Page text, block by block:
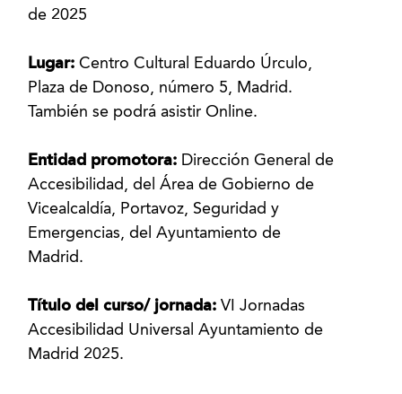
de 2025
Lugar:Centro Cultural Eduardo Úrculo,
Plaza de Donoso, número 5, Madrid.
También se podrá asistir Online.
Entidad promotora: Dirección General de
Accesibilidad, del Área de Gobierno de
Vicealcaldía, Portavoz, Seguridad y
Emergencias, del Ayuntamiento de
Madrid.
Título del curso/ jornada:VI Jornadas
Accesibilidad Universal Ayuntamiento de
Madrid 2025.